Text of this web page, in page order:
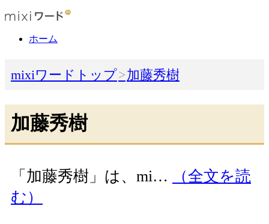
ホーム
mixiワードトップ 加藤秀樹
加藤秀樹
「加藤秀樹」は、mi…
（全文を読
む）